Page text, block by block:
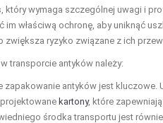
który wymaga szczególnej uwagi i
im właściwą ochronę, aby uniknąć
ryzyko związane z ich
transporcie antyków należy:
zapakowanie antyków jest kluczowe.
kartony, które
środka transportu jest